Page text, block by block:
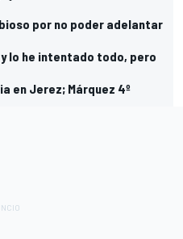
por no poder adelantar
lo he intentado todo, pero
en Jerez; Márquez 4º